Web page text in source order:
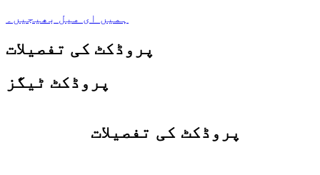
ہمیں ای میل بھیجیں۔
پروڈکٹ کی تفصیلات
پروڈکٹ ٹیگز
پروڈکٹ کی تفصیلات